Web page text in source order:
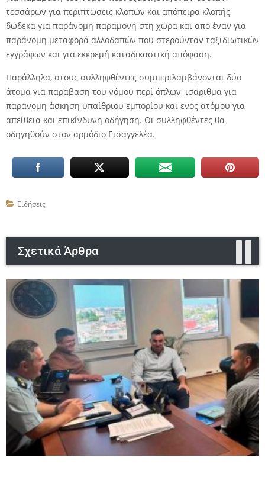
τεσσάρων για περιπτώσεις κλοπών και απόπειρα κλοπής,
δώδεκα για παράνομη παραμονή στη χώρα και από έναν για
παράνομη μεταφορά αλλοδαπών που στερούνταν ταξιδιωτικών
εγγράφων και για εκκρεμή καταδικαστική απόφαση.
Παράλληλα, στους συλληφθέντες συμπεριλαμβάνονται δύο
άτομα για παράβαση του νόμου περί όπλων, ισάριθμα για
παράνομη άσκηση υπαίθριου εμπορίου και ενός ατόμου για
απείθεια και επικίνδυνη οδήγηση. Οι συλληφθέντες θα
οδηγηθούν στον αρμόδιο Εισαγγελέα.
Ειδήσεις
Σχετικά Άρθρα